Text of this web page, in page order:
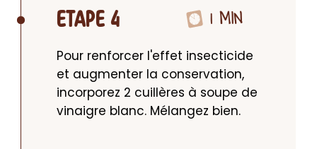
ETAPE 4 1 MIN
Pour renforcer l'effet insecticide
et augmenter la conservation,
incorporez 2 cuillères à soupe de
vinaigre blanc. Mélangez bien.